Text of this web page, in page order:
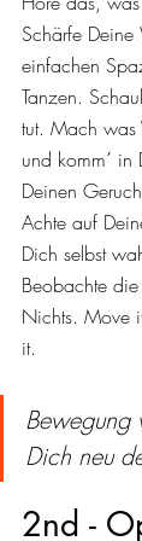
Schärfe
einfachen
Tanzen.
tut. Mach was
und komm´ in
Deinen
Achte auf
Dich selbst
Beobachte
Nichts. Move
it.
Bewegung
Dich neu
2nd -